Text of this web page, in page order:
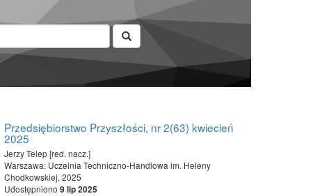
Przedsiębiorstwo Przyszłości, nr 2(63) kwiecień
2025
Jerzy Telep [red. nacz.]
Warszawa: Uczelnia Techniczno-Handlowa im. Heleny
Chodkowskiej, 2025
Udostępniono9 lip 2025